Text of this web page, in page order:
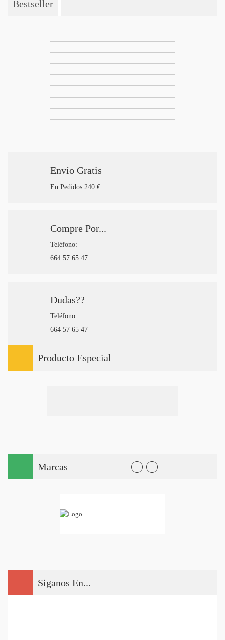
Bestseller
Envío Gratis
En Pedidos 240 €
Compre Por...
Teléfono:
664 57 65 47
Dudas??
Teléfono:
664 57 65 47
Producto Especial
Marcas
Siganos En...